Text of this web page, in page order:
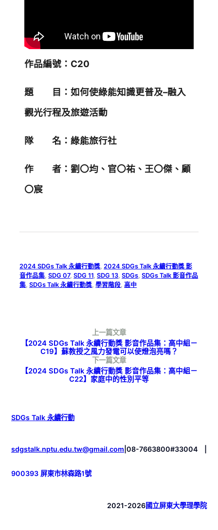
作品編號：C20
題 目：如何使綠能知識更普及–融入
觀光行程及旅遊活動
隊 名：綠能旅行社
作 者：劉〇均、官〇祐、王〇傑、顧
〇宸
2024 SDGs Talk 永續行動獎 2024 SDGs Talk 永續行動獎 影
音作品集 , SDG 07, SDG 11 , SDG 13 , SDGs , SDGs Talk 影音作品
集 , SDGs Talk 永續行動獎 , 學習階段 , 高中
上一篇文章
【2024 SDGs Talk 永續行動獎 影音作品集：高中組－
C19】蘇教授之風力發電可以使燈泡亮嗎？
下一篇文章
【2024 SDGs Talk 永續行動獎 影音作品集：高中組－
C22】家庭中的性別平等
SDGs Talk 永續行動
sdgstalk.nptu.edu.tw@gmail.com 08-7663800#33004
900393 屏東市林森路1號
2021-2026國立屏東大學理學院